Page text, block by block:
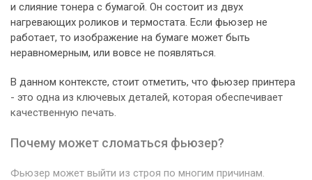
и слияние тонера с бумагой. Он состоит из двух
нагревающих роликов и термостата. Если фьюзер не
работает, то изображение на бумаге может быть
неравномерным, или вовсе не появляться.
В данном контексте, стоит отметить, что фьюзер принтера
- это одна из ключевых деталей, которая обеспечивает
качественную печать.
Почему может сломаться фьюзер?
Фьюзер может выйти из строя по многим причинам.